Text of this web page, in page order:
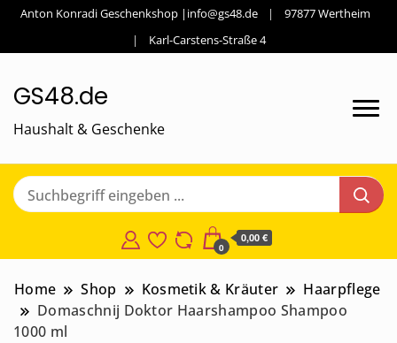
Anton Konradi Geschenkshop |info@gs48.de
97877 Wertheim
Karl-Carstens-Straße 4
GS48.de
Haushalt & Geschenke
0
0,00 €
Home Shop Kosmetik & Kräuter
Haarpflege
Domaschnij Doktor Haarshampoo Shampoo
1000 ml